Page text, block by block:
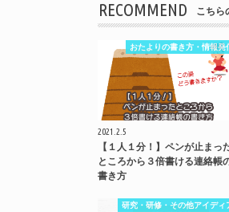
RECOMMEND こちら
おたよりの書き方・情報発
2021.2.5
【１人１分！】ペンが止まっ
ところから３倍書ける連絡帳
書き方
研究・研修・その他アイディ